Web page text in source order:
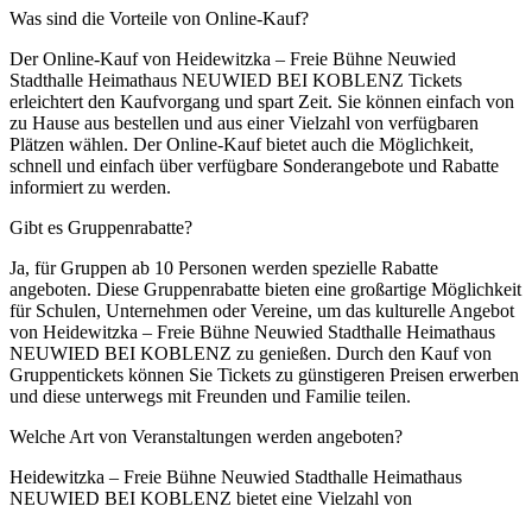
Was sind die Vorteile von Online-Kauf?
Der Online-Kauf von Heidewitzka – Freie Bühne Neuwied
Stadthalle Heimathaus NEUWIED BEI KOBLENZ Tickets
erleichtert den Kaufvorgang und spart Zeit. Sie können einfach von
zu Hause aus bestellen und aus einer Vielzahl von verfügbaren
Plätzen wählen. Der Online-Kauf bietet auch die Möglichkeit,
schnell und einfach über verfügbare Sonderangebote und Rabatte
informiert zu werden.
Gibt es Gruppenrabatte?
Ja, für Gruppen ab 10 Personen werden spezielle Rabatte
angeboten. Diese Gruppenrabatte bieten eine großartige Möglichkeit
für Schulen, Unternehmen oder Vereine, um das kulturelle Angebot
von Heidewitzka – Freie Bühne Neuwied Stadthalle Heimathaus
NEUWIED BEI KOBLENZ zu genießen. Durch den Kauf von
Gruppentickets können Sie Tickets zu günstigeren Preisen erwerben
und diese unterwegs mit Freunden und Familie teilen.
Welche Art von Veranstaltungen werden angeboten?
Heidewitzka – Freie Bühne Neuwied Stadthalle Heimathaus
NEUWIED BEI KOBLENZ bietet eine Vielzahl von